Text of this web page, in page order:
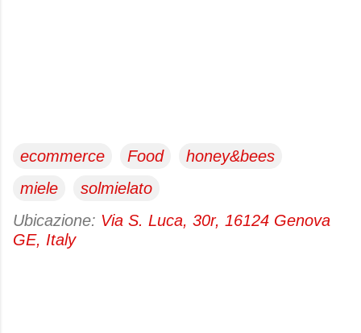
ecommerce Food
honey&bees
miele
solmielato
Ubicazione: Via S. Luca, 30r, 16124 Genova
GE, Italy